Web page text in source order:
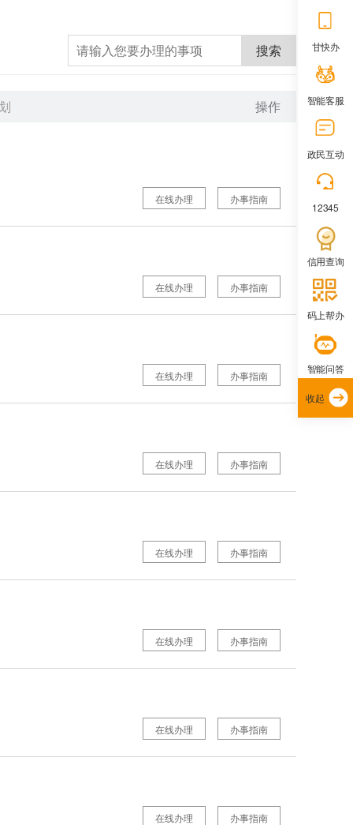
搜索
操作
办事指南
在线办理
办事指南
在线办理
办事指南
在线办理
办事指南
在线办理
办事指南
在线办理
办事指南
在线办理
办事指南
在线办理
办事指南
在线办理
甘快办
智能客服
政民互动
12345
信用查询
码上帮办
智能问答
收起